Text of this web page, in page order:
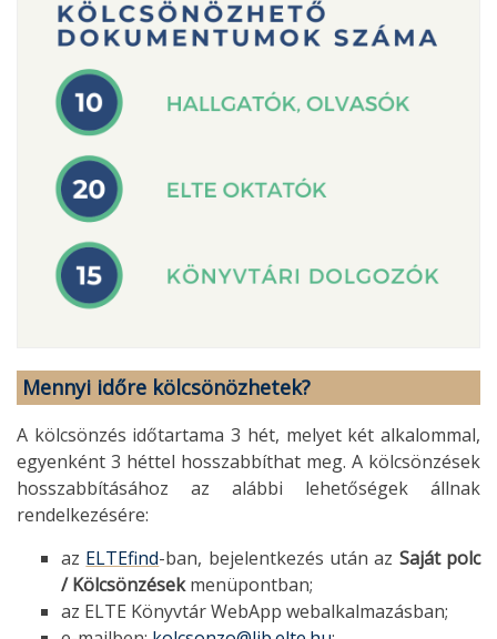
Mennyi időre kölcsönözhetek?
A kölcsönzés időtartama 3 hét, melyet két alkalommal,
egyenként 3 héttel hosszabbíthat meg. A kölcsönzések
hosszabbításához az alábbi lehetőségek állnak
rendelkezésére:
az ELTEfind-ban, bejelentkezés után az Saját polc
/ Kölcsönzésekmenüpontban;
az ELTE Könyvtár WebApp webalkalmazásban;